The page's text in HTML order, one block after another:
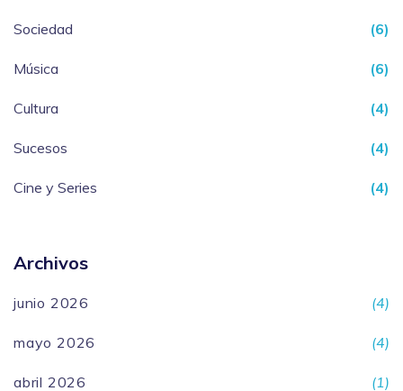
Sociedad (6)
Música (6)
Cultura (4)
Sucesos (4)
Cine y Series (4)
Archivos
junio 2026 (4)
mayo 2026 (4)
abril 2026 (1)